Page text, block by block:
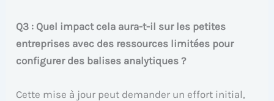
Q3 : Quel impact cela aura-t-il sur les petites
entreprises avec des ressources limitées pour
configurer des balises analytiques ?
Cette mise à jour peut demander un effort initial,